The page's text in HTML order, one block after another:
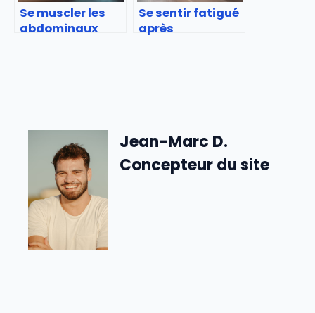
Se muscler les
abdominaux
Se sentir fatigué
après
Jean-Marc D.
Concepteur du site